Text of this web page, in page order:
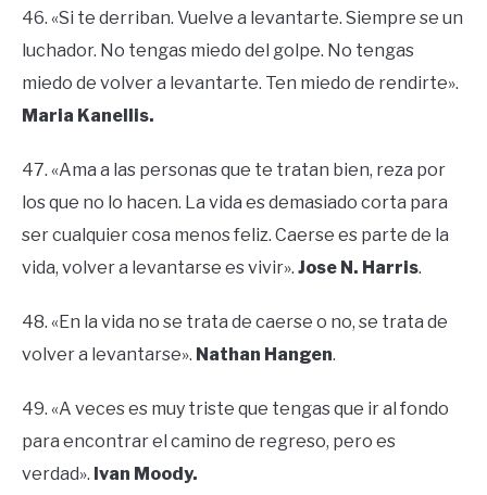
46. «Si te derriban. Vuelve a levantarte. Siempre se un
luchador. No tengas miedo del golpe. No tengas
miedo de volver a levantarte. Ten miedo de rendirte».
Maria Kanellis.
47. «Ama a las personas que te tratan bien, reza por
los que no lo hacen. La vida es demasiado corta para
ser cualquier cosa menos feliz. Caerse es parte de la
vida, volver a levantarse es vivir». Jose N. Harris.
48. «En la vida no se trata de caerse o no, se trata de
volver a levantarse». Nathan Hangen.
49. «A veces es muy triste que tengas que ir al fondo
para encontrar el camino de regreso, pero es
verdad». Ivan Moody.